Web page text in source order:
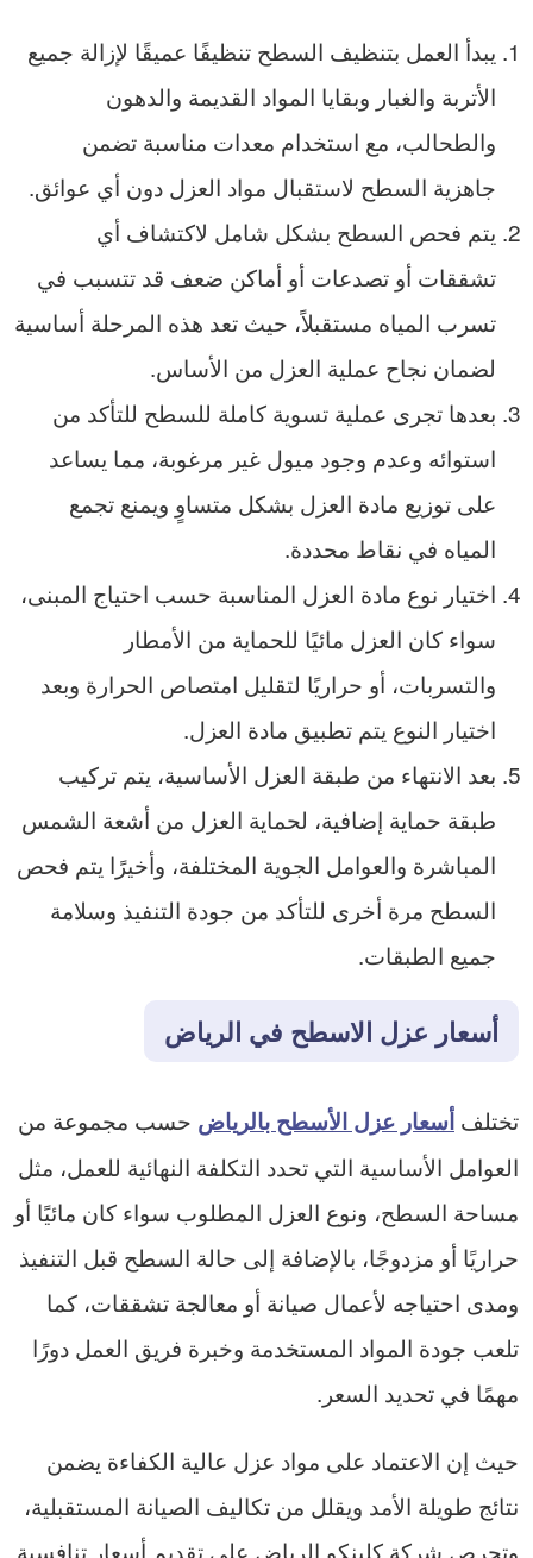
يبدأ العمل بتنظيف السطح تنظيفًا عميقًا لإزالة جميع
الأتربة والغبار وبقايا المواد القديمة والدهون
والطحالب، مع استخدام معدات مناسبة تضمن
جاهزية السطح لاستقبال مواد العزل دون أي عوائق.
يتم فحص السطح بشكل شامل لاكتشاف أي
تشققات أو تصدعات أو أماكن ضعف قد تتسبب في
تسرب المياه مستقبلاً، حيث تعد هذه المرحلة أساسية
لضمان نجاح عملية العزل من الأساس.
بعدها تجرى عملية تسوية كاملة للسطح للتأكد من
استوائه وعدم وجود ميول غير مرغوبة، مما يساعد
على توزيع مادة العزل بشكل متساوٍ ويمنع تجمع
المياه في نقاط محددة.
اختيار نوع مادة العزل المناسبة حسب احتياج المبنى،
سواء كان العزل مائيًا للحماية من الأمطار
والتسربات، أو حراريًا لتقليل امتصاص الحرارة وبعد
اختيار النوع يتم تطبيق مادة العزل.
بعد الانتهاء من طبقة العزل الأساسية، يتم تركيب
طبقة حماية إضافية، لحماية العزل من أشعة الشمس
المباشرة والعوامل الجوية المختلفة، وأخيرًا يتم فحص
السطح مرة أخرى للتأكد من جودة التنفيذ وسلامة
جميع الطبقات.
أسعار عزل الاسطح في الرياض
تختلف أسعار عزل الأسطح بالرياض حسب مجموعة من
العوامل الأساسية التي تحدد التكلفة النهائية للعمل، مثل
مساحة السطح، ونوع العزل المطلوب سواء كان مائيًا أو
حراريًا أو مزدوجًا، بالإضافة إلى حالة السطح قبل التنفيذ
ومدى احتياجه لأعمال صيانة أو معالجة تشققات، كما
تلعب جودة المواد المستخدمة وخبرة فريق العمل دورًا
مهمًا في تحديد السعر.
حيث إن الاعتماد على مواد عزل عالية الكفاءة يضمن
نتائج طويلة الأمد ويقلل من تكاليف الصيانة المستقبلية،
وتحرص شركة كلينكو الرياض على تقديم أسعار تنافسية